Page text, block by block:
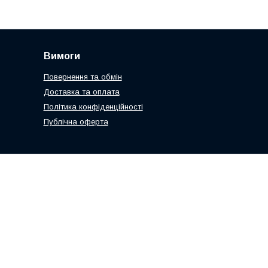
Вимоги
Повернення та обмін
Доставка та оплата
Політика конфіденційності
Публічна оферта